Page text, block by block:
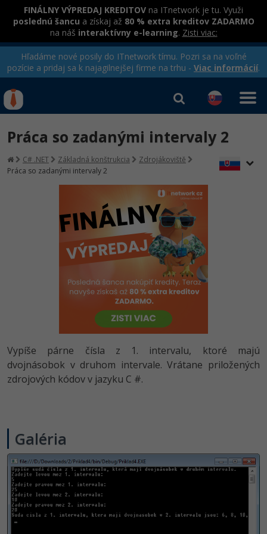
FINÁLNY VÝPREDAJ KREDITOV na ITnetwork je tu. Využi
poslednú šancu a získaj až 80 % extra kreditov ZADARMO
na náš interaktívny e-learning. Zisti viac:
Hľadáme nové posily do ITnetwork tímu. Pozri sa na voľné
pozície a pridaj sa k najagilnejšej firme na trhu - Viac informácií.
Rekvalifikačné kurzy
hradené úradom práce
Kurzy programovania
Java -80%
C# .NET -80%
Python -80%
-80%
C++ -80%
VB.NET
SQL
Prihlásiť sa|Registrovať
Práca so zadanými intervaly 2
C# .NET Základná konštrukcia
Zdrojákoviště
Práca so zadanými intervaly 2
Vypíše párne čísla z 1. intervalu, ktoré majú
dvojnásobok v druhom intervale. Vrátane priložených
zdrojových kódov v jazyku C #.
Galéria